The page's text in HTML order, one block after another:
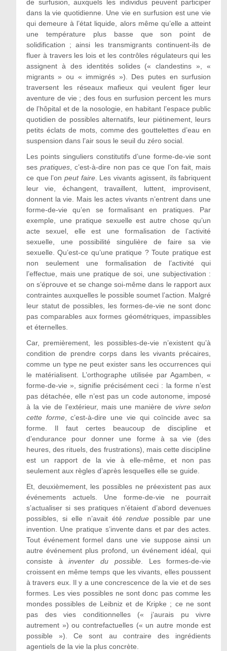
de surfusion, auxquels les individus peuvent participer
dans la vie quotidienne. Une vie en surfusion est une vie
qui demeure à l’état liquide, alors même qu’elle a atteint
une température plus basse que son point de
solidification ; ainsi les transmigrants continuent-ils de
fluer à travers les lois et les contrôles régulateurs qui les
assignent à des identités solides (« clandestins », «
migrants » ou « immigrés »). Des putes en surfusion
traversent les réseaux mafieux qui veulent figer leur
aventure de vie ; des fous en surfusion percent les murs
de l’hôpital et de la nosologie, en habitant l’espace public
quotidien de possibles alternatifs, leur piétinement, leurs
petits éclats de mots, comme des gouttelettes d’eau en
suspension dans l’air sous le seuil du zéro social.
Les points singuliers constitutifs d’une forme-de-vie sont
sespratiques , c’est-à-dire non pas ce que l’on fait, mais
ce que l’onpeut faire. Les vivants agissent, ils fabriquent
leur vie, échangent, travaillent, luttent, improvisent,
donnent la vie. Mais les actes vivants n’entrent dans une
forme-de-vie qu’en se formalisant en pratiques. Par
exemple, une pratique sexuelle est autre chose qu’un
acte sexuel, elle est une formalisation de l’activité
sexuelle, une possibilité singulière de faire sa vie
sexuelle. Qu’est-ce qu’une pratique ? Toute pratique est
non seulement une formalisation de l’activité qui
l’effectue, mais une pratique de soi, une subjectivation :
on s’éprouve et se change soi-même dans le rapport aux
contraintes auxquelles le possible soumet l’action. Malgré
leur statut de possibles, les formes-de-vie ne sont donc
pas comparables aux formes géométriques, impassibles
et éternelles.
Car, premièrement, les possibles-de-vie n’existent qu’à
condition de prendre corps dans les vivants précaires,
comme un type ne peut exister sans les occurrences qui
le matérialisent. L’orthographe utilisée par Agamben, «
forme-de-vie », signifie précisément ceci : la forme n’est
pas détachée, elle n’est pas un code autonome, imposé
à la vie de l’extérieur, mais une manière devivre selon
cette forme, c’est-à-dire une vie qui coïncide avec sa
forme. Il faut certes beaucoup de discipline et
d’endurance pour donner une forme à sa vie (des
heures, des rituels, des frustrations), mais cette discipline
est un rapport de la vie à elle-même, et non pas
seulement aux règles d’après lesquelles elle se guide.
Et, deuxièmement, les possibles ne préexistent pas aux
événements actuels. Une forme-de-vie ne pourrait
s’actualiser si ses pratiques n’étaient d’abord devenues
possibles, si elle n’avait étérendue possible par une
invention. Une pratique s’invente dans et par des actes.
Tout événement formel dans une vie suppose ainsi un
autre événement plus profond, un événement idéal, qui
consiste àinventer du possible. Les formes-de-vie
croissent en même temps que les vivants, elles poussent
à travers eux. Il y a une concrescence de la vie et de ses
formes. Les vies possibles ne sont donc pas comme les
mondes possibles de Leibniz et de Kripke ; ce ne sont
pas des vies conditionnelles (« j’aurais pu vivre
autrement ») ou contrefactuelles (« un autre monde est
possible »). Ce sont au contraire des ingrédients
agentiels de la vie la plus concrète.